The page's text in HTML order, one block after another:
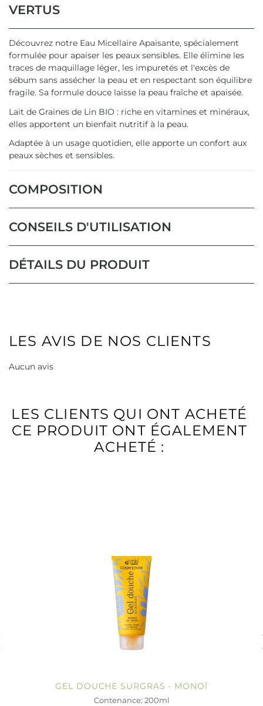
VERTUS
Découvrez notre Eau Micellaire Apaisante, spécialement
formulée pour apaiser les peaux sensibles. Elle élimine les
traces de maquillage léger, les impuretés et l'excès de
sébum sans assécher la peau et en respectant son équilibre
fragile. Sa formule douce laisse la peau fraîche et apaisée.
Lait de Graines de Lin BIO : riche en vitamines et minéraux,
elles apportent un bienfait nutritif à la peau.
Adaptée à un usage quotidien, elle apporte un confort aux
peaux sèches et sensibles.
COMPOSITION
CONSEILS D'UTILISATION
DÉTAILS DU PRODUIT
LES AVIS DE NOS CLIENTS
Aucun avis
LES CLIENTS QUI ONT ACHETÉ
CE PRODUIT ONT ÉGALEMENT
ACHETÉ :
GEL DOUCHE SURGRAS - MONOÏ
Contenance: 200ml